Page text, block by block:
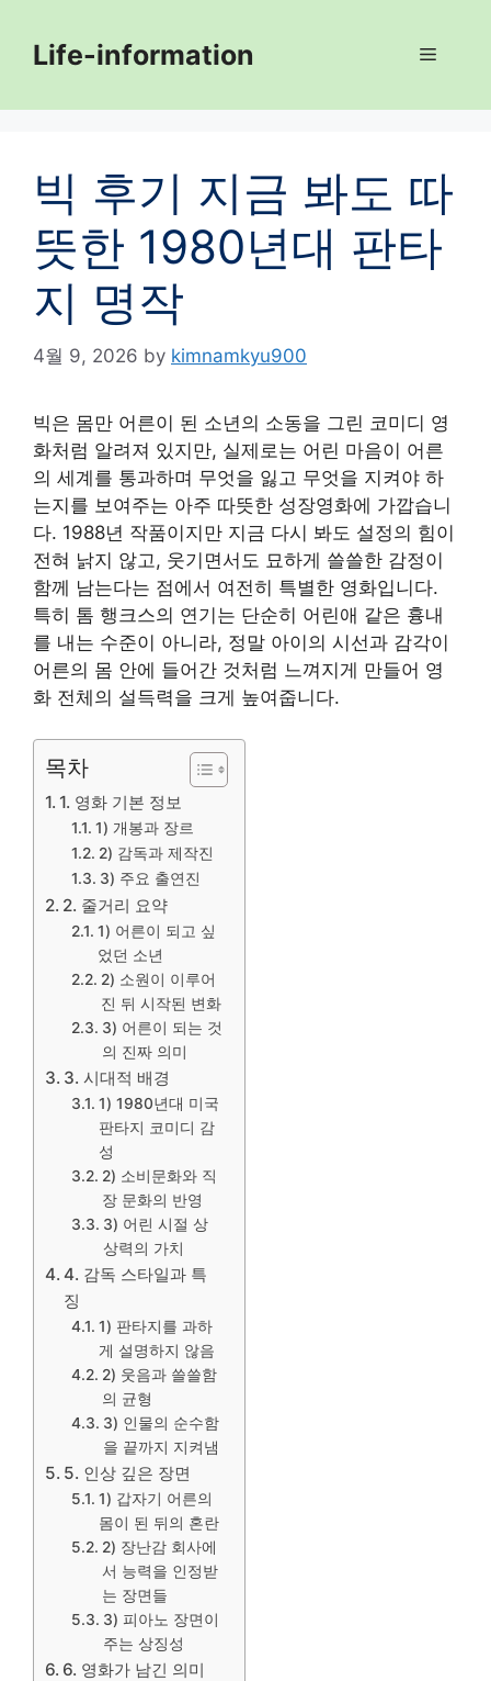
contentLife-information Menu
빅 후기 지금 봐도 따
뜻한 1980년대 판타
지 명작
4월 9, 2026 by kimnamkyu900
빅은 몸만 어른이 된 소년의 소동을 그린 코미디 영
화처럼 알려져 있지만, 실제로는 어린 마음이 어른
의 세계를 통과하며 무엇을 잃고 무엇을 지켜야 하
는지를 보여주는 아주 따뜻한 성장영화에 가깝습니
다. 1988년 작품이지만 지금 다시 봐도 설정의 힘이
전혀 낡지 않고, 웃기면서도 묘하게 쓸쓸한 감정이
함께 남는다는 점에서 여전히 특별한 영화입니다.
특히 톰 행크스의 연기는 단순히 어린애 같은 흉내
를 내는 수준이 아니라, 정말 아이의 시선과 감각이
어른의 몸 안에 들어간 것처럼 느껴지게 만들어 영
화 전체의 설득력을 크게 높여줍니다.
목차
1. 영화 기본 정보
1) 개봉과 장르
2) 감독과 제작진
3) 주요 출연진
2. 줄거리 요약
1) 어른이 되고 싶
었던 소년
2) 소원이 이루어
진 뒤 시작된 변화
3) 어른이 되는 것
의 진짜 의미
3. 시대적 배경
1) 1980년대 미국
판타지 코미디 감
성
2) 소비문화와 직
장 문화의 반영
3) 어린 시절 상
상력의 가치
4. 감독 스타일과 특
징
1) 판타지를 과하
게 설명하지 않음
2) 웃음과 쓸쓸함
의 균형
3) 인물의 순수함
을 끝까지 지켜냄
5. 인상 깊은 장면
1) 갑자기 어른의
몸이 된 뒤의 혼란
2) 장난감 회사에
서 능력을 인정받
는 장면들
3) 피아노 장면이
주는 상징성
6. 영화가 남긴 의미